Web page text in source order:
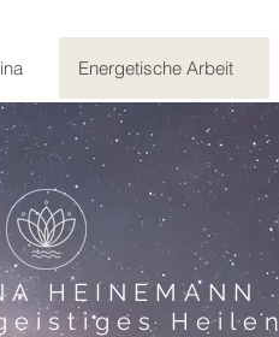
Energetische Arbeit
HEINEMANN
Heilen